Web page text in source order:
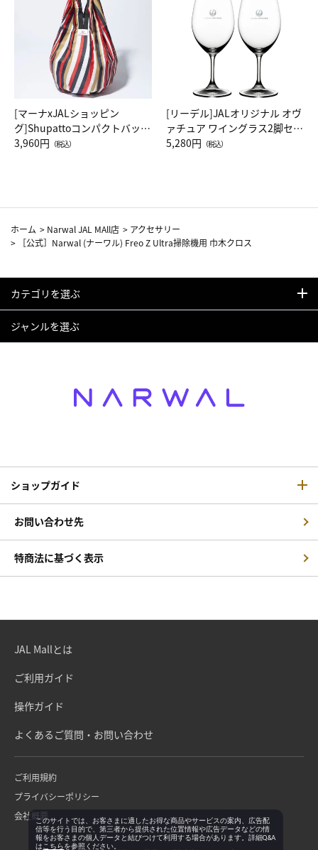
[マーナxJALショッピン
グ]Shupattoコンパクトバッグ
Drop JAL客室乗務員（LC）ス
3,960円 （税込）
[リーデル]JALオリジナル オヴ
ァチュア ワイングラス2脚セッ
ト（レッドワイン）
5,280円 （税込）
ホーム > Narwal JAL MAll店 > アクセサリー
>
［公式］Narwal (ナーワル) Freo Z Ultra掃除機用 巾木クロス
カテゴリを選ぶ
ジャンルを選ぶ
ショップガイド
お問い合わせ先
特商法に基づく表示
JAL Mallとは
ご利用ガイド
操作ガイド
よくあるご質問・お問い合わせ
ご利用規約
プライバシーポリシー
会社概要このサイトでは、お客さまに適したお得な商品やサービスの案内、広告配
信等を行う目的で、第三者から提供された位置情報や広告データなどの情
報をお客さまの個人データと結びつけて利用する場合があります。詳細Q&A
は こちらを参照ください。